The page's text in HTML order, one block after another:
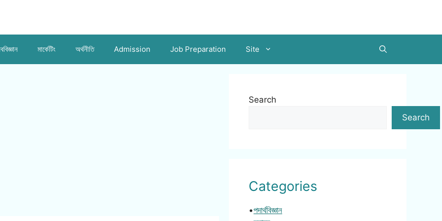
মার্কেটিং অর্থনীতি Admission Job Preparation Site
Search
Search
Categories
•পদার্থবিজ্ঞান